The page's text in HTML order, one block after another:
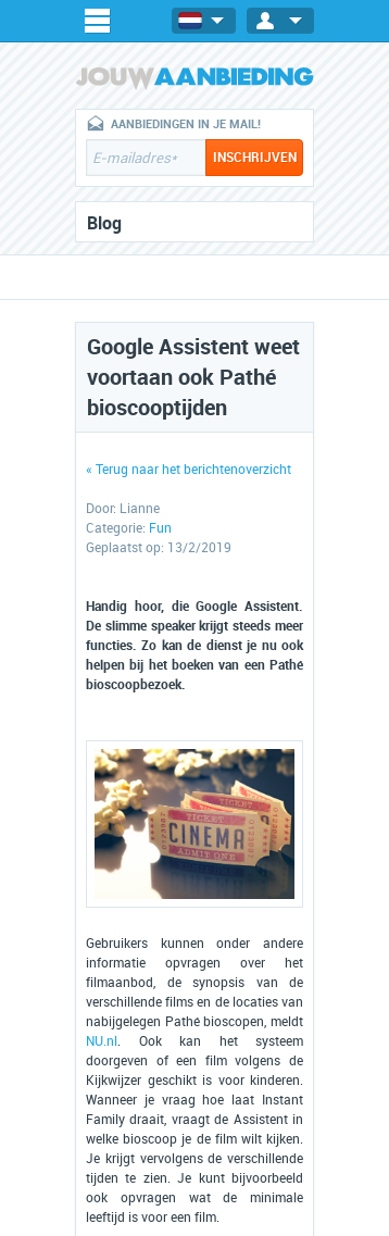
AANBIEDINGEN IN JE MAIL!
Blog
Google Assistent weet
voortaan ook Pathé
bioscooptijden
« Terug naar het berichtenoverzicht
Door: Lianne
Categorie: Fun
Geplaatst op: 13/2/2019
Handig hoor, die Google Assistent.
De slimme speaker krijgt steeds meer
functies. Zo kan de dienst je nu ook
helpen bij het boeken van een Pathé
bioscoopbezoek.
Gebruikers kunnen onder andere
informatie opvragen over het
filmaanbod, de synopsis van de
verschillende films en de locaties van
nabijgelegen Pathé bioscopen, meldt
NU.nl . Ook kan het systeem
doorgeven of een film volgens de
Kijkwijzer geschikt is voor kinderen.
Wanneer je vraag hoe laat Instant
Family draait, vraagt de Assistent in
welke bioscoop je de film wilt kijken.
Je krijgt vervolgens de verschillende
tijden te zien. Je kunt bijvoorbeeld
ook opvragen wat de minimale
leeftijd is voor een film.